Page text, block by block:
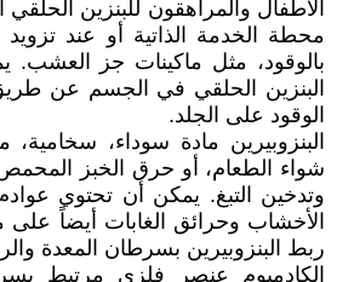
الأطفال والمراهقون للبنزين الحلقي
محطة الخدمة الذاتية أو عند
بالوقود، مثل ماكينات جز العشب.
البنزين الحلقي في الجسم عن
الوقود على الجلد.
البنزوبيرين مادة سوداء،
شواء الطعام، أو حرق الخبز
وتدخين التبغ. يمكن أن تحتوي
الأخشاب وحرائق الغابات أيضاً على
ربط البنزوبيرين بسرطان المعدة
الكادميوم عنصر فلزي مرتبط